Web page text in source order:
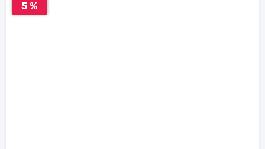
5 %